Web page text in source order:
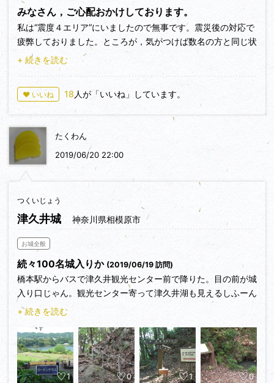
みなさん，ご心配おかけしております。
私は“震度４エリア”にいましたので無事です。震災後の対応で
疲弊しておりました。ところが，気がつけば数名の方と同じ状
態になっていました。“続きを読む”がＮＧなので，２行しか読
めず…。ただ，タイトルで私の名前があり，驚くと同時に「コ
メントしなければ…」という思いでアップさせていただきま
す。
新潟県では，今シーズンの「クマ目撃情報」が尋常ではありま
せんでした。上越市や糸魚川市などで今も続いております。思
えば，これは地震の前兆を察知した，クマを含む動物の予知行
動なのかも…。
また，今回の地震の被害状況で登城を控えたほうがいいのは，
村上市の大川城になります。登城口付近の住宅に甚大な被害が
出ております。山形県状況は入手しておりませんが，鶴岡市の
いずれ，福祉関連で近くまで行くことがあると思います。合わ
せて登城し，現況を伝えられればと思います。
あらためて，ご心配いただき大変にありがとうございました。
+ 続きを読む
♥ いいね 18 人が「いいね」しています。
たくわん
2019/06/20 22:00
つくいじょう
津久井城 神奈川県相模原市
お城全般
続々100名城入りか (2019/06/19 訪問)
橋本駅からバスで津久井観光センター前で降りた。目の前が城
入り口じゃん。観光センター寄って津久井湖も見えるしふーん
てな感じで頂上へＧＯ。ほんとに登山でした。30分くらい山
からないです。宝ヶ池見て飯縄神社。ここが頂上か。なんかぱ
っとしないね。帰ろとしたがマップ見直してみるとあらまぁそ
の先が城跡じゃん。帰らなくてよかった。太鼓曲輪とか堀切と
かあった。本丸は何段にもなっててちゃんと残ってる。続々
+ 続きを読む
1 0 1 0